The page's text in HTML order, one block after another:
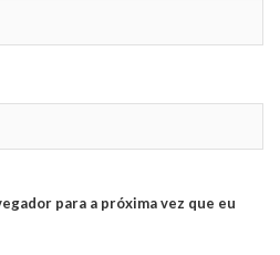
para a próxima vez que eu